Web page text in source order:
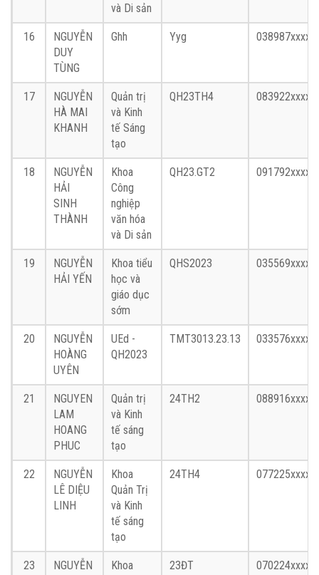
và Di sản
16
NGUYỄN
DUY
TÙNG
Ghh Yyg 038987xxxx
17
NGUYỄN
HÀ MAI
KHANH
Quản trị
và Kinh
tế Sáng
tạo
QH23TH4 083922xxxx
18
NGUYỄN
HẢI
SINH
THÀNH
Khoa
Công
nghiệp
văn hóa
và Di sản
QH23.GT2 091792xxxx
19
NGUYỄN
HẢI YẾN
Khoa tiểu
học và
giáo dục
sớm
QHS2023 035569xxxx
20
NGUYỄN
HOÀNG
UYÊN
UEd -
QH2023
TMT3013.23.13 033576xxxx
21
NGUYEN
LAM
HOANG
PHUC
Quản trị
và Kinh
tế sáng
tạo
24TH2 088916xxxx
22
NGUYỄN
LÊ DIỆU
LINH
Khoa
Quản Trị
và Kinh
tế sáng
tạo
24TH4 077225xxxx
23
NGUYỄN
Khoa
23ĐT 070224xxxx